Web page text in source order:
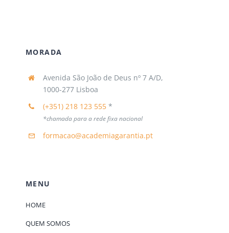
MORADA
Avenida São João de Deus nº 7 A/D,
1000-277 Lisboa
(+351) 218 123 555*
*chamada para a rede fixa nacional
formacao@academiagarantia.pt
MENU
HOME
QUEM SOMOS